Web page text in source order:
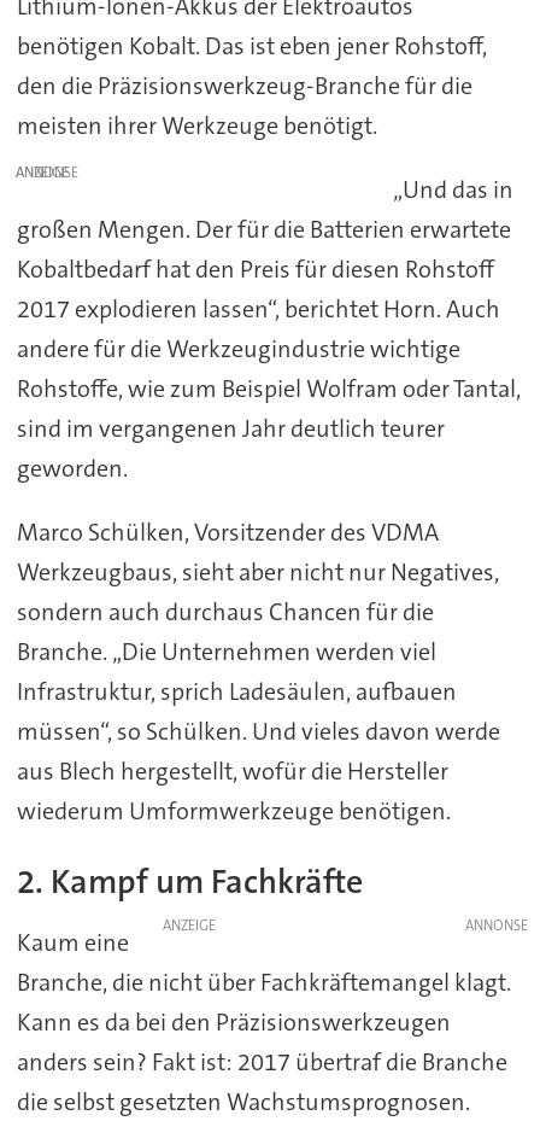
benötigen Kobalt. Das ist eben jener Rohstoff,
den die Präzisionswerkzeug-Branche für die
meisten ihrer Werkzeuge benötigt.
ANZEIGE
„Und das in
großen Mengen. Der für die Batterien erwartete
Kobaltbedarf hat den Preis für diesen Rohstoff
2017 explodieren lassen“, berichtet Horn. Auch
andere für die Werkzeugindustrie wichtige
Rohstoffe, wie zum Beispiel Wolfram oder Tantal,
sind im vergangenen Jahr deutlich teurer
geworden.
Marco Schülken, Vorsitzender des VDMA
Werkzeugbaus, sieht aber nicht nur Negatives,
sondern auch durchaus Chancen für die
Branche. „Die Unternehmen werden viel
Infrastruktur, sprich Ladesäulen, aufbauen
müssen“, so Schülken. Und vieles davon werde
aus Blech hergestellt, wofür die Hersteller
wiederum Umformwerkzeuge benötigen.
2. Kampf um Fachkräfte
ANZEIGE
Kaum eine
Branche, die nicht über Fachkräftemangel klagt.
Kann es da bei den Präzisionswerkzeugen
anders sein? Fakt ist: 2017 übertraf die Branche
die selbst gesetzten Wachstumsprognosen.